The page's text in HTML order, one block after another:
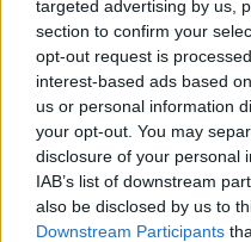
targeted advertising by us,
section to confirm your
opt-out request is
interest-based ads based
us or personal information
your opt-out. You may
disclosure of your personal
IAB’s list of downstream
also be disclosed by us to
Downstream Participants
18η συνεχόμενη χρονιά για
FTSE4Good
Alpha Bank: Για πρώτη φορά το
πύλες του σε όλους